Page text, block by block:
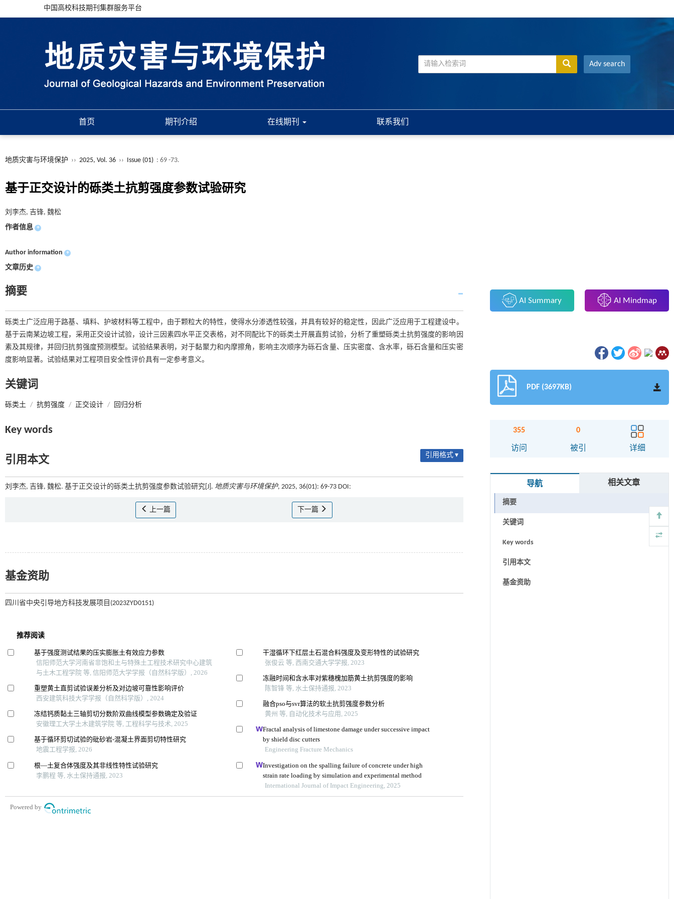
中国高校科技期刊集群服务平台
Adv search
首页 期刊介绍 在线期刊 联系我们
地质灾害与环境保护 ›› 2025, Vol. 36 ›› Issue (01) : 69 -73.
基于正交设计的砾类土抗剪强度参数试验研究
刘李杰, 吉锋, 魏松
作者信息 +
Author information +
文章历史 +
摘要
砾类土广泛应用于路基、填料、护坡材料等工程中，由于颗粒大的特性，使得水分渗透性较强，并具有较好的稳定性，因此广泛应用于工程建设中。
基于云南某边坡工程，采用正交设计试验，设计三因素四水平正交表格，对不同配比下的砾类土开展直剪试验，分析了重塑砾类土抗剪强度的影响因
素及其规律，并回归抗剪强度预测模型。试验结果表明，对于黏聚力和内摩擦角，影响主次顺序为砾石含量、压实密度、含水率，砾石含量和压实密
度影响显著。试验结果对工程项目安全性评价具有一定参考意义。
关键词
砾类土 / 抗剪强度 / 正交设计 / 回归分析
Key words
引用本文 引用格式 ▾
刘李杰, 吉锋, 魏松. 基于正交设计的砾类土抗剪强度参数试验研究[J]. 地质灾害与环境保护, 2025, 36(01): 69-73 DOI:
上一篇 下一篇
基金资助
四川省中央引导地方科技发展项目(2023ZYD0151)
AI Summary AI Mindmap
PDF (3697KB)
355
访问
0
被引 详细
导航 相关文章
摘要
关键词
Key words
引用本文
基金资助